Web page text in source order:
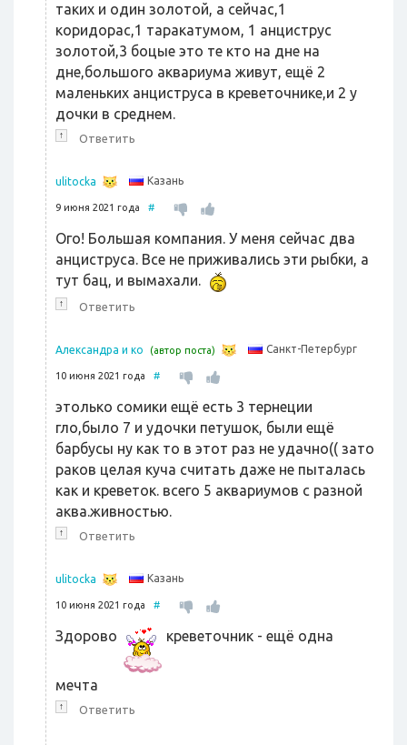
таких и один золотой, а сейчас,1
коридорас,1 таракатумом, 1 анциструс
золотой,3 боцые это те кто на дне на
дне,большого аквариума живут, ещё 2
маленьких анциструса в креветочнике,и 2 у
дочки в среднем.
↑ Ответить
ulitocka Казань
9 июня 2021 года #
Ого! Большая компания. У меня сейчас два
анциструса. Все не приживались эти рыбки, а
тут бац, и вымахали.
↑ Ответить
Александра и ко (автор поста) Санкт-Петербург
10 июня 2021 года #
этолько сомики ещё есть 3 тернеции
гло,было 7 и удочки петушок, были ещё
барбусы ну как то в этот раз не удачно(( зато
раков целая куча считать даже не пыталась
как и креветок. всего 5 аквариумов с разной
аква.живностью.
↑ Ответить
ulitocka Казань
10 июня 2021 года #
Здорово креветочник - ещё одна
мечта
↑ Ответить